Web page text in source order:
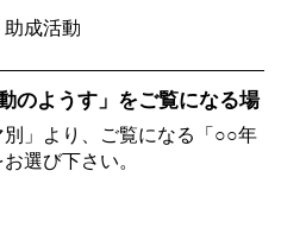
成活動
別」より、ご覧になる「○○年
選び下さい。